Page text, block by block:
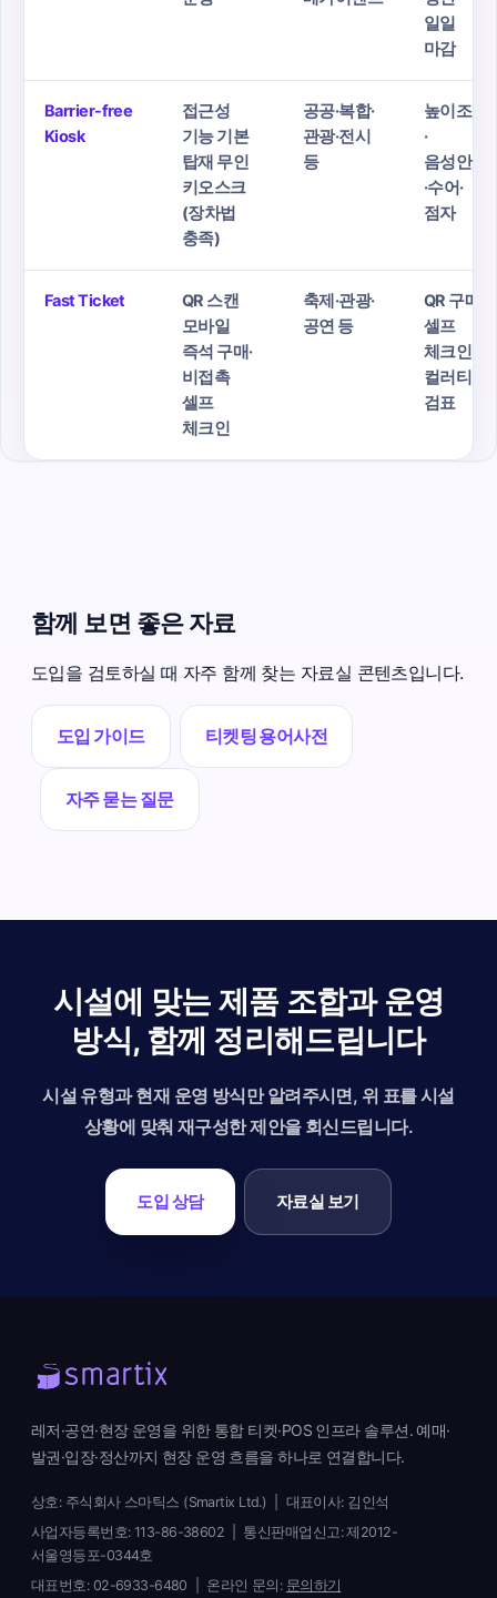
일일
마감
Barrier-free
Kiosk
접근성
기능 기본
탑재 무인
키오스크
(장차법
충족)
공공·복합·
관광·전시
등
높이조절
·
음성안내
·수어·
점자
Fast Ticket
QR 스캔
모바일
즉석 구매·
비접촉
셀프
체크인
축제·관광·
공연 등
QR 구매·
셀프
체크인·
컬러티켓
검표
함께 보면 좋은 자료
도입을 검토하실 때 자주 함께 찾는 자료실 콘텐츠입니다.
도입 가이드 티켓팅 용어사전
자주 묻는 질문
시설에 맞는 제품 조합과 운영
방식, 함께 정리해드립니다
시설 유형과 현재 운영 방식만 알려주시면, 위 표를 시설
상황에 맞춰 재구성한 제안을 회신드립니다.
도입 상담 자료실 보기
레저·공연·현장 운영을 위한 통합 티켓·POS 인프라 솔루션. 예매·
발권·입장·정산까지 현장 운영 흐름을 하나로 연결합니다.
상호: 주식회사 스마틱스 (Smartix Ltd.) | 대표이사: 김인석
사업자등록번호: 113-86-38602 | 통신판매업신고: 제2012-
서울영등포-0344호
대표번호: 02-6933-6480 | 온라인 문의: 문의하기